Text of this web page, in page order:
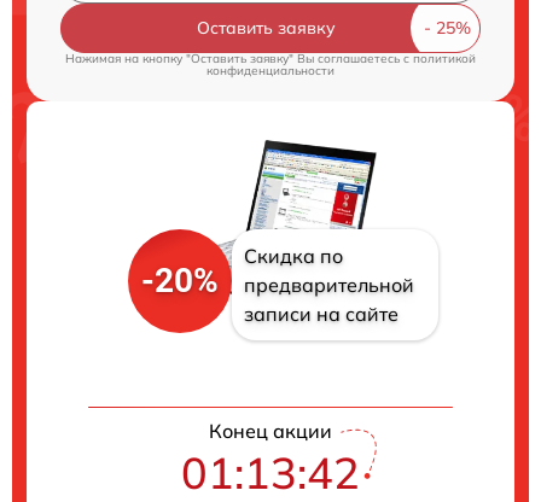
Оставить заявку
Нажимая на кнопку "Оставить заявку" Вы соглашаетесь cполитикой
конфиденциальности
-20%
Скидка по
предварительной
записи на сайте
Конец акции
01:13:41